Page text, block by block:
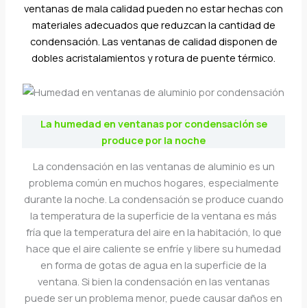
ventanas de mala calidad pueden no estar hechas con
materiales adecuados que reduzcan la cantidad de
condensación. Las ventanas de calidad disponen de
dobles acristalamientos y rotura de puente térmico.
La humedad en ventanas por condensación se
produce por la noche
La condensación en las ventanas de aluminio es un
problema común en muchos hogares, especialmente
durante la noche. La condensación se produce cuando
la temperatura de la superficie de la ventana es más
fría que la temperatura del aire en la habitación, lo que
hace que el aire caliente se enfríe y libere su humedad
en forma de gotas de agua en la superficie de la
ventana. Si bien la condensación en las ventanas
puede ser un problema menor, puede causar daños en